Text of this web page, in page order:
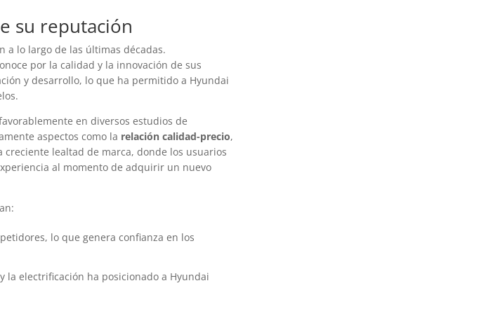
su reputación
a lo largo de las últimas décadas.
por la calidad y la innovación de sus
y desarrollo, lo que ha permitido a Hyundai
en diversos estudios de
aspectos como la relación calidad-precio,
creciente lealtad de marca, donde los usuarios
al momento de adquirir un nuevo
lo que genera confianza en los
la electrificación ha posicionado a Hyundai